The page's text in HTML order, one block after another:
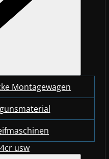
Montagewagen
usw